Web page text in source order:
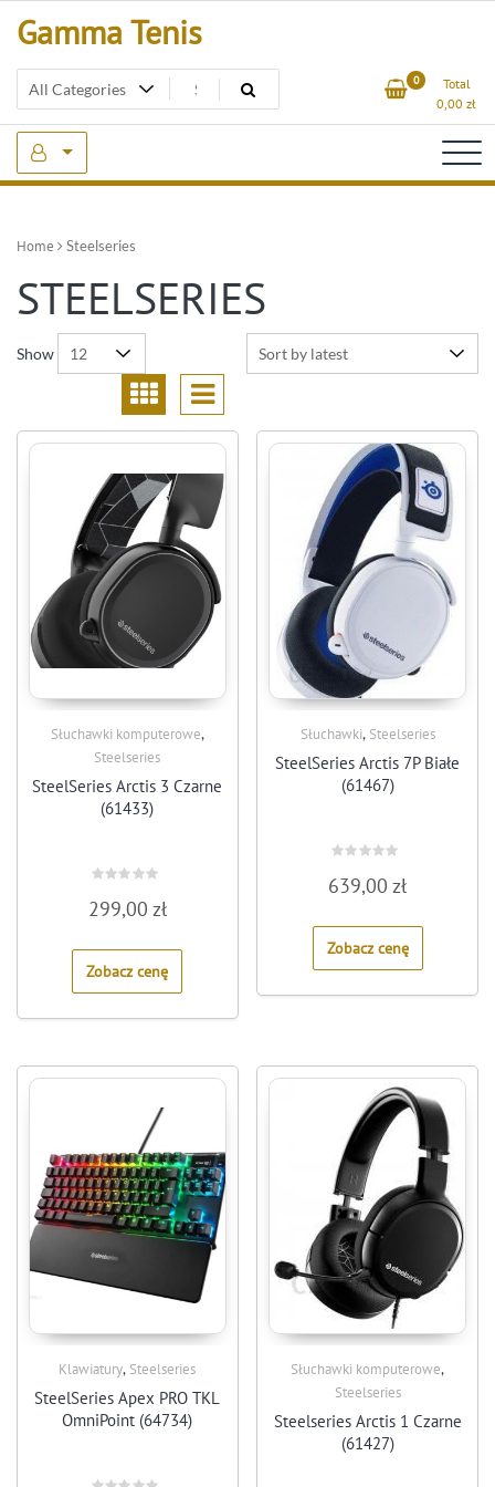
Gamma Tenis
0
Total
0,00 zł
Home Steelseries
STEELSERIES
Show
Słuchawki komputerowe,
Steelseries
SteelSeries Arctis 3 Czarne
(61433)
0
out
5
299,00 zł
Zobacz cenę
Słuchawki, Steelseries
SteelSeries Arctis 7P Białe
(61467)
0
out
5
639,00zł
Zobacz cenę
Klawiatury, Steelseries
SteelSeries Apex PRO TKL
OmniPoint (64734)
Słuchawki komputerowe,
Steelseries
Steelseries Arctis 1 Czarne
(61427)